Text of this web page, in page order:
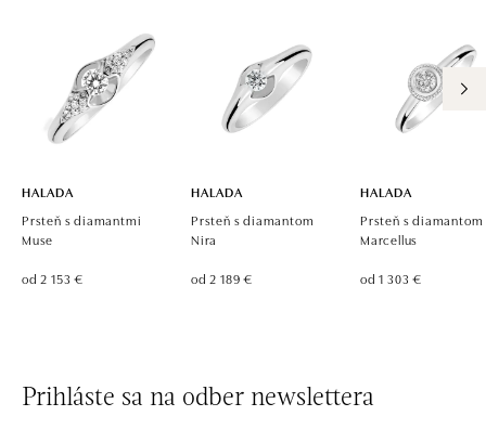
HALADA
Prsteň s diamantmi
Muse
od 2 153 €
HALADA
Prsteň s diamantom
Nira
od 2 189 €
HALADA
Prsteň s diamantom
Marcellus
od 1 303 €
Prihláste sa na odber newslettera